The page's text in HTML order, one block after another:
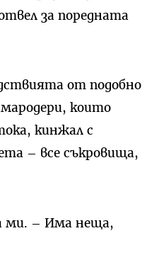
за поредната
от подобно
които
кинжал с
– все съкровища,
ми. – Има неща,